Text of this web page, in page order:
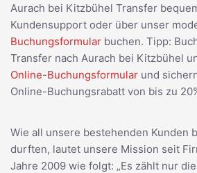
Aurach bei Kitzbühel Transfer
Kundensupport oder über unser
Buchungsformular buchen. Tipp:
Transfer nach Aurach bei Kitzbühel
Online-Buchungsformular und
Online-Buchungsrabatt von bis zu
Wie all unsere bestehenden Kunden
durften, lautet unsere Mission seit
Jahre 2009 wie folgt: „Es zählt nur